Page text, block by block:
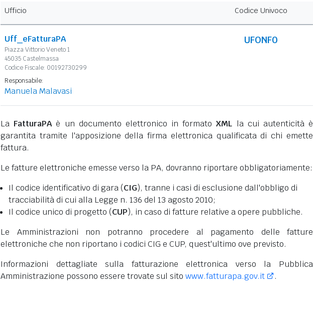
Ufficio Codice Univoco
Uff_eFatturaPA
Piazza Vittorio Veneto 1
45035 Castelmassa
Codice Fiscale: 00192730299
UFONF0
Responsabile:
Manuela Malavasi
La FatturaPA è un documento elettronico in formatoXML la cui autenticità è
garantita tramite l'apposizione della firma elettronica qualificata di chi emette
fattura.
Le fatture elettroniche emesse verso la PA, dovranno riportare obbligatoriamente:
Il codice identificativo di gara (CIG), tranne i casi di esclusione dall'obbligo di
tracciabilità di cui alla Legge n. 136 del 13 agosto 2010;
Il codice unico di progetto (CUP), in caso di fatture relative a opere pubbliche.
Le Amministrazioni non potranno procedere al pagamento delle fatture
elettroniche che non riportano i codici CIG e CUP, quest'ultimo ove previsto.
Informazioni dettagliate sulla fatturazione elettronica verso la Pubblica
Amministrazione possono essere trovate sul sito www.fatturapa.gov.it .